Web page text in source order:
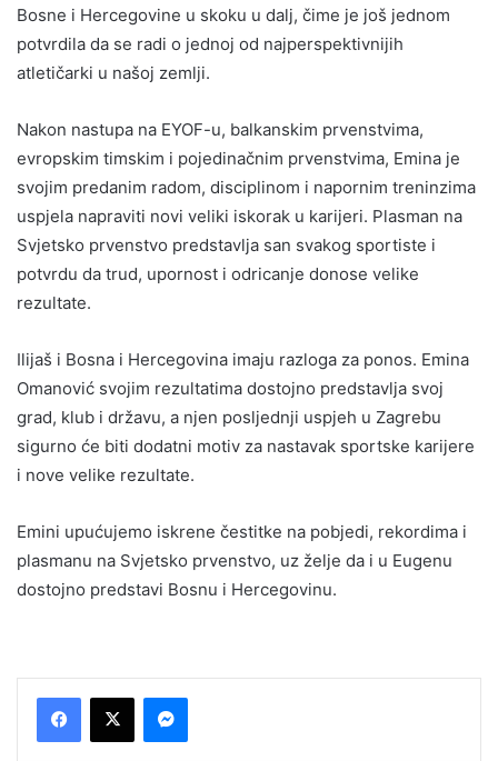
Bosne i Hercegovine u skoku u dalj, čime je još jednom
potvrdila da se radi o jednoj od najperspektivnijih
atletičarki u našoj zemlji.
Nakon nastupa na EYOF-u, balkanskim prvenstvima,
evropskim timskim i pojedinačnim prvenstvima, Emina je
svojim predanim radom, disciplinom i napornim treninzima
uspjela napraviti novi veliki iskorak u karijeri. Plasman na
Svjetsko prvenstvo predstavlja san svakog sportiste i
potvrdu da trud, upornost i odricanje donose velike
rezultate.
Ilijaš i Bosna i Hercegovina imaju razloga za ponos. Emina
Omanović svojim rezultatima dostojno predstavlja svoj
grad, klub i državu, a njen posljednji uspjeh u Zagrebu
sigurno će biti dodatni motiv za nastavak sportske karijere
i nove velike rezultate.
Emini upućujemo iskrene čestitke na pobjedi, rekordima i
plasmanu na Svjetsko prvenstvo, uz želje da i u Eugenu
dostojno predstavi Bosnu i Hercegovinu.